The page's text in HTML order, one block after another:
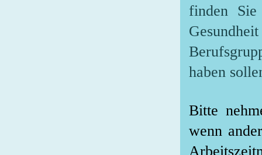
finden
haben
Bitte
wenn